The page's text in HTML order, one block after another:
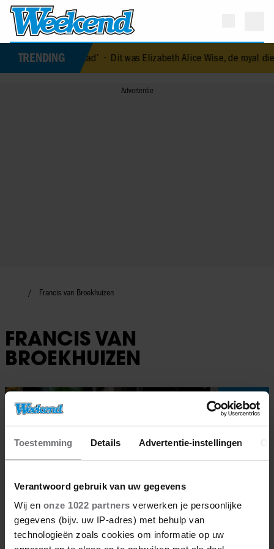
Toestemming Details Advertentie-instellingen
Verantwoord gebruik van uw gegevens
Wij en onze 1022 partners verwerken je persoonlijke
gegevens (bijv. uw IP-adres) met behulp van
technologieën zoals cookies om informatie op uw
TRENDING
veel geluk gehad’• Dit was Elizabeth Alice Wise, de royal
Francis van Broekhuizen
FRANCIS VAN
BROEKHUIZEN